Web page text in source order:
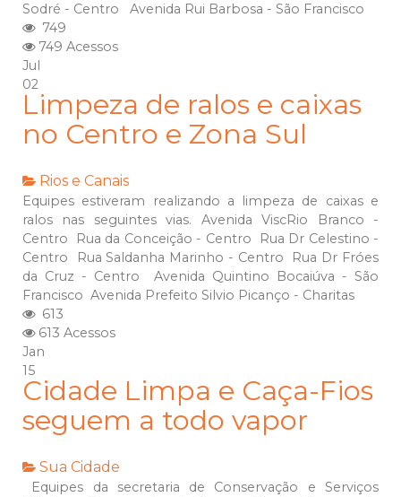
Sodré - Centro Avenida Rui Barbosa - São Francisco
749
749 Acessos
Jul
02
Limpeza de ralos e caixas
no Centro e Zona Sul
Rios e Canais
Equipes estiveram realizando a limpeza de caixas e
ralos nas seguintes vias. Avenida ViscRio Branco -
Centro Rua da Conceição - Centro Rua Dr Celestino -
Centro Rua Saldanha Marinho - Centro Rua Dr Fróes
da Cruz - Centro Avenida Quintino Bocaiúva - São
Francisco Avenida Prefeito Silvio Picanço - Charitas
613
613 Acessos
Jan
15
Cidade Limpa e Caça-Fios
seguem a todo vapor
Sua Cidade
Equipes da secretaria de Conservação e Serviços